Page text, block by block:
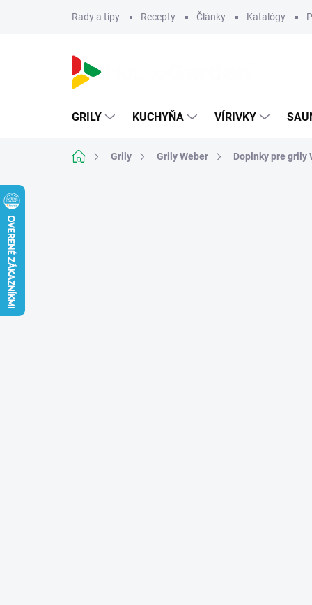
Rady a tipy Recepty Články Katalógy
GRILY KUCHYŇA VÍRIVKY
DomovGrily Grily Weber Doplnky pre grily